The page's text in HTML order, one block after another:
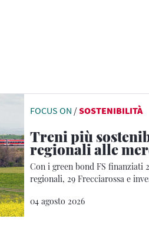
FOCUS ON /SOSTENIBILITÀ
Treni più
regionali alle
Con i green bond FS finanziati
regionali, 29 Frecciarossa e
04 agosto 2026